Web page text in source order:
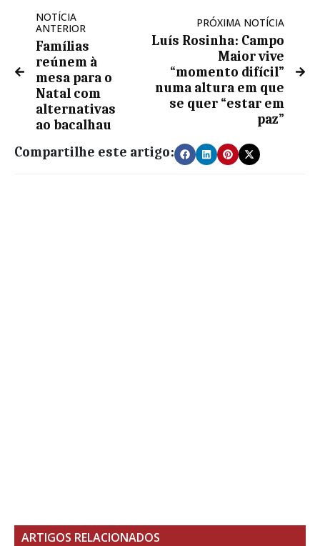
NOTÍCIA
ANTERIOR
Famílias
reúnem à
mesa para o
Natal com
alternativas
ao bacalhau
PRÓXIMA NOTÍCIA
Luís Rosinha: Campo
Maior vive
“momento difícil”
numa altura em que
se quer “estar em
paz”
Compartilhe este artigo:
ARTIGOS RELACIONADOS